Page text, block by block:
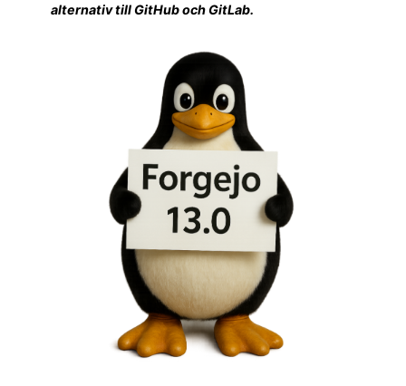
alternativ till GitHub och GitLab.